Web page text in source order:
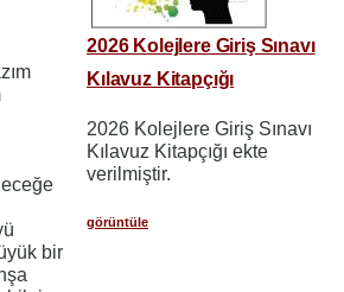
bir
2026 Kolejlere Giriş Sınavı
Kılavuz Kitapçığı
2026 Kolejlere Giriş Sınavı
Kılavuz Kitapçığı ekte
verilmiştir.
görüntüle